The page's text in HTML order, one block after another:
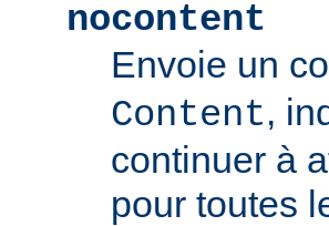
nocontent
Envoie un
Content,
continuer à
pour toutes